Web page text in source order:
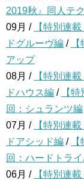
2019秋』同人テ
09月 /
【特別連
ドグルーヴ編 /
アップ
08月 /
【特別連
ドハウス編 /
【
回：シュランツ編
07月 /
【特別連
ドアシッド編 /
回：ハードトラ
06月 /
【特別連